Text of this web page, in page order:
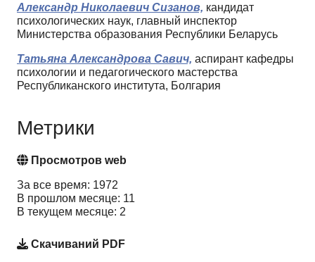
Александр Николаевич Сизанов, кандидат
психологических наук, главный инспектор
Министерства образования Республики Беларусь
Татьяна Александрова Савич, аспирант кафедры
психологии и педагогического мастерства
Республиканского института, Болгария
Метрики
Просмотров web
За все время: 1972
В прошлом месяце: 11
В текущем месяце: 2
Скачиваний PDF